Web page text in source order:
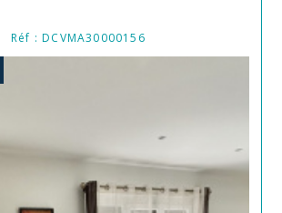
Réf : DCVMA30000156